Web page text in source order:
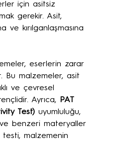
için asitsiz
gerekir. Asit,
ve kırılganlaşmasına
eserlerin zarar
Bu malzemeler, asit
ve çevresel
Ayrıca, PAT
Test) uyumluluğu,
benzeri materyaller
testi, malzemenin